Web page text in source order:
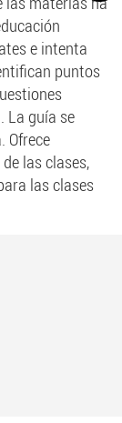
e intenta
puntos
La guía se
Ofrece
las clases,
las clases